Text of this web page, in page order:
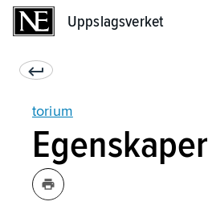
Uppslagsverket
torium
Egenskaper